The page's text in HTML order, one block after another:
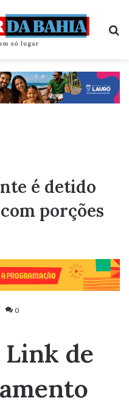
é detido
porções
0
Link de